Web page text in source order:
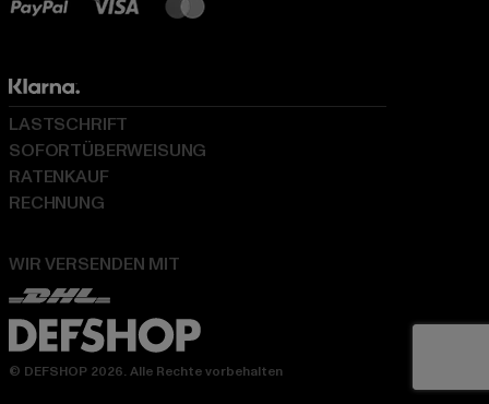
WIR VERSENDEN MIT
LASTSCHRIFT
SOFORTÜBERWEISUNG
RATENKAUF
RECHNUNG
© DEFSHOP 2026. Alle Rechte vorbehalten